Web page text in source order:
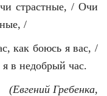
страстные, / Очи
/
как боюсь я вас, /
я в недобрый час.
(Евгений Гребенка,